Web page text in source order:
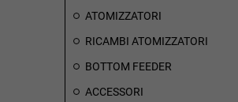
ATOMIZZATORI
RICAMBI ATOMIZZATORI
BOTTOM FEEDER
ACCESSORI